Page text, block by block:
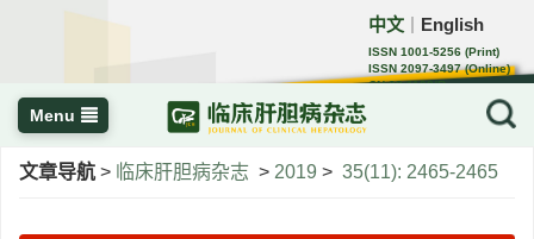
中文 English
ISSN 1001-5256 (Print)
ISSN 2097-3497 (Online)
CN 22-1108/R
Menu
文章导航 > 临床肝胆病杂志 > 2019 > 35(11): 2465-2465